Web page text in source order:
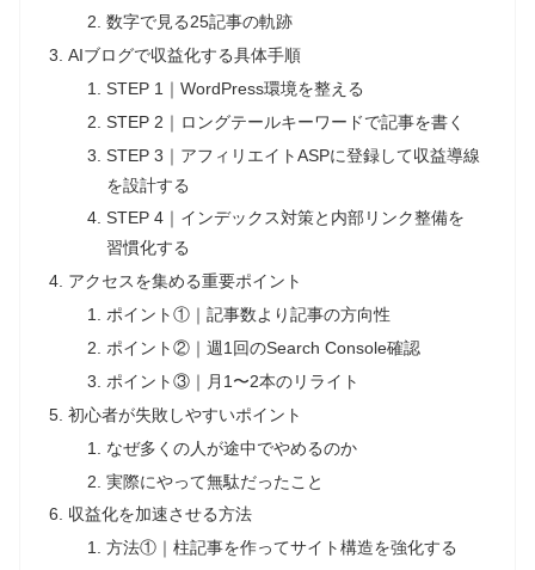
数字で見る25記事の軌跡
AIブログで収益化する具体手順
STEP 1｜WordPress環境を整える
STEP 2｜ロングテールキーワードで記事を書く
STEP 3｜アフィリエイトASPに登録して収益導線
を設計する
STEP 4｜インデックス対策と内部リンク整備を
習慣化する
アクセスを集める重要ポイント
ポイント①｜記事数より記事の方向性
ポイント②｜週1回のSearch Console確認
ポイント③｜月1〜2本のリライト
初心者が失敗しやすいポイント
なぜ多くの人が途中でやめるのか
実際にやって無駄だったこと
収益化を加速させる方法
方法①｜柱記事を作ってサイト構造を強化する